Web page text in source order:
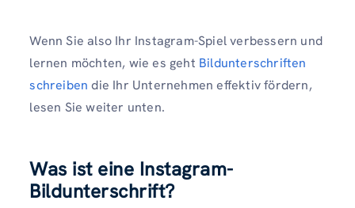
Wenn Sie also Ihr Instagram-Spiel verbessern und
lernen möchten, wie es geht Bildunterschriften
schreiben die Ihr Unternehmen effektiv fördern,
lesen Sie weiter unten.
Was ist eine Instagram-
Bildunterschrift?